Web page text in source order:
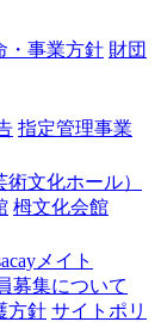
・事業方針 財団
指定管理事業
文化ホール）
栂文化会館
メイト
募集について
方針 サイトポリ